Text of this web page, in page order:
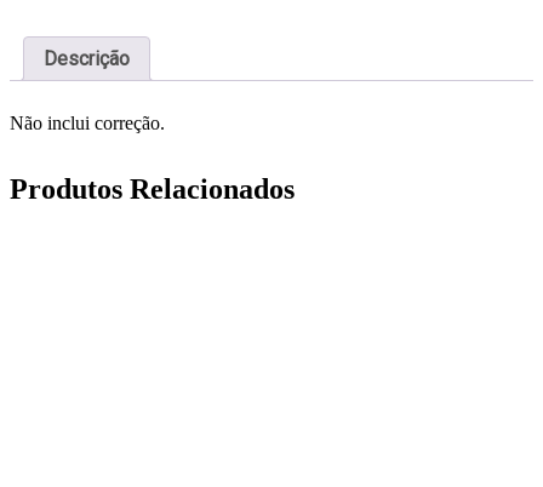
Descrição
Não inclui correção.
Produtos Relacionados